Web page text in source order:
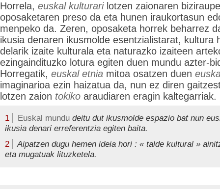
Horrela, euskal kulturari lotzen zaionaren
oposaketaren preso da eta hunen iraukortasun
menpeko da. Zeren, oposaketa horrek beharrez
ikusia denaren ikusmolde esentzialistarat, kultura
delarik izaite kulturala eta naturazko izaiteen
ezingaindituzko lotura egiten duen mundu azter-
Horregatik, euskal etnia mitoa osatzen duen
imaginarioa ezin haizatua da, nun ez diren
lotzen zaion tokiko araudiaren eragin kaltegarriak.
1 Euskal mundu deitu dut ikusmolde espazio bat nun
ikusia denari erreferentzia egiten baita.
2
Aipatzen dugu hemen ideia hori : « talde kultural »
eta mugatuak lituzketela.